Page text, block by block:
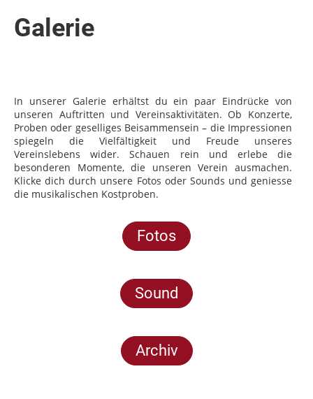
Galerie
In unserer Galerie erhältst du ein paar Eindrücke von
unseren Auftritten und Vereinsaktivitäten. Ob Konzerte,
Proben oder geselliges Beisammensein – die Impressionen
spiegeln die Vielfältigkeit und Freude unseres
Vereinslebens wider. Schauen rein und erlebe die
besonderen Momente, die unseren Verein ausmachen.
Klicke dich durch unsere Fotos oder Sounds und geniesse
die musikalischen Kostproben.
Fotos
Sound
Archiv